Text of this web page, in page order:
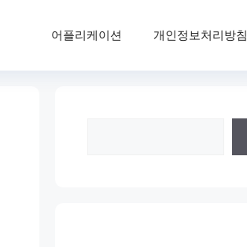
어플리케이션 개인정보처리방침